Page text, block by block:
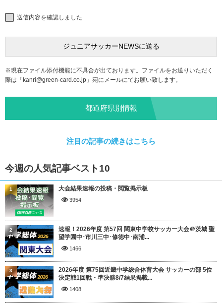
送信内容を確認しました
※現在ファイル添付機能に不具合が出ております。ファイルをお送りいただく
際は「kanri@green-card.co.jp 」宛にメールにてお願い致します。
都道府県別情報
注目の記事の続きはこちら
今週の人気記事ベスト10
大会結果速報の投稿・閲覧掲示板
3954
1
速報！2026年度 第57回 関東中学校サッカー大会＠茨城 聖
望学園中･市川三中･修徳中･南浦...
1466
2
2026年度 第75回近畿中学総合体育大会 サッカーの部 5位
決定戦1回戦・準決勝8/7結果掲載...
1408
3